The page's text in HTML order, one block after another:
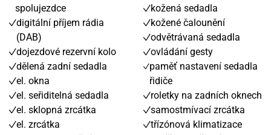
spolujezdce
digitální příjem rádia
(DAB)
dojezdové rezervní kolo
dělená zadní sedadla
el. okna
el. seřiditelná sedadla
el. sklopná zrcátka
el. zrcátka
kožená sedadla
kožené čalounění
odvětrávaná sedadla
ovládání gesty
paměť nastavení sedadla
řidiče
roletky na zadních oknech
samostmívací zrcátka
třízónová klimatizace